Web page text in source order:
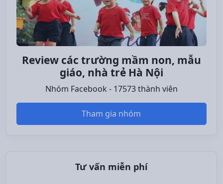
Review các trường mầm non, mẫu
giáo, nhà trẻ Hà Nội
Nhóm Facebook - 17573 thành viên
Tham gia nhóm
Tư vấn miễn phí